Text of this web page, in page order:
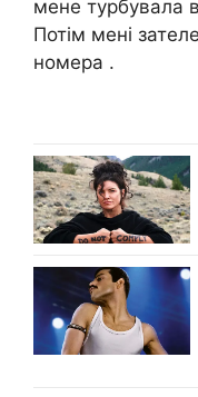
мене турбувала
Потім мені
номера .